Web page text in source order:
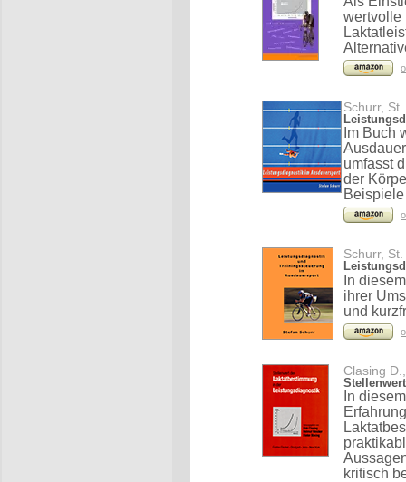
wertvolle
Schurr,
Im Buch
umfasst
der
Schurr,
In
ihrer
und
Clasing
In
kritisch